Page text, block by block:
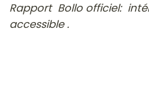
Rapport Bollo officiel:
accessible .